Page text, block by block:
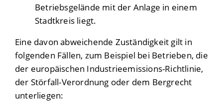
Betriebsgelände mit der Anlage in einem
Stadtkreis liegt.
Eine davon abweichende Zuständigkeit gilt in
folgenden Fällen, zum Beispiel bei Betrieben, die
der europäischen Industrieemissions-Richtlinie,
der Störfall-Verordnung oder dem Bergrecht
unterliegen: